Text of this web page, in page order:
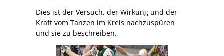
Dies ist der Versuch, der Wirkung und der
Kraft vom Tanzen im Kreis nachzuspüren
und sie zu beschreiben.